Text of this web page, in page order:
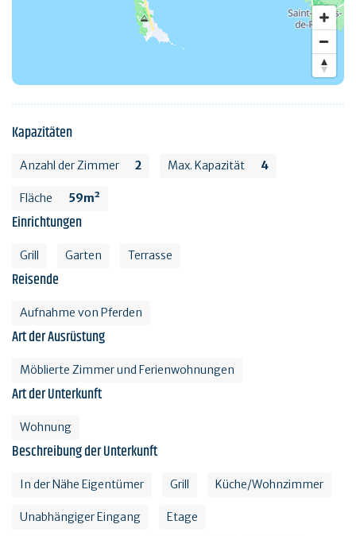
Kapazitäten
Anzahl der Zimmer 2 Max. Kapazität 4
Fläche 59m²
Einrichtungen
Grill Garten Terrasse
Reisende
Aufnahme von Pferden
Art der Ausrüstung
Möblierte Zimmer und Ferienwohnungen
Art der Unterkunft
Wohnung
Beschreibung der Unterkunft
In der Nähe Eigentümer Grill Küche/Wohnzimmer
Unabhängiger Eingang Etage